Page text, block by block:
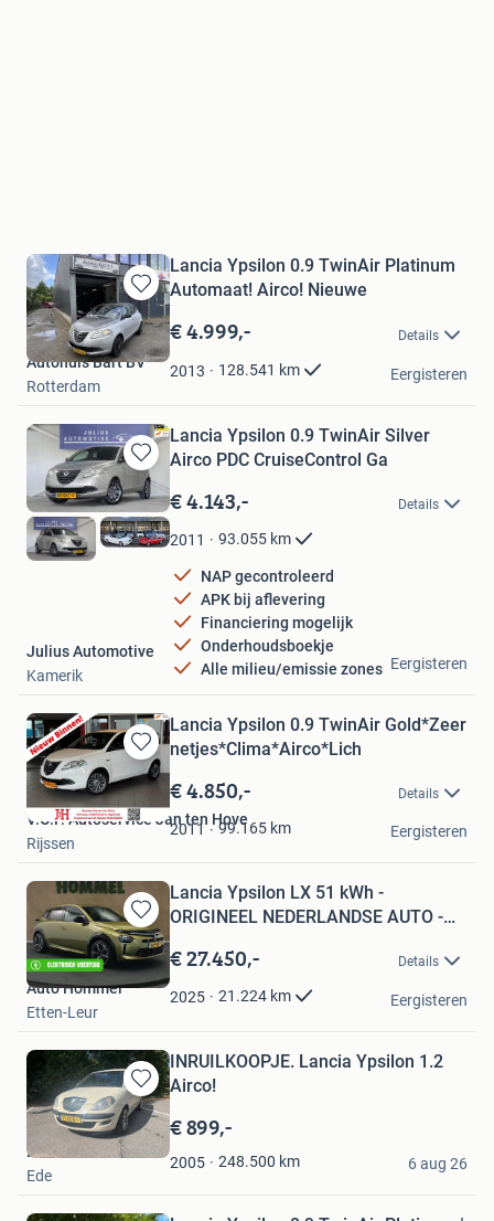
Bewaren
in
Mijn
Favorieten
Lancia Ypsilon 0.9 TwinAir Platinum
Automaat! Airco! Nieuwe
€ 4.999,- Details
2013 128.541 km
Autohuis Bart BV
Rotterdam
Eergisteren
Bewaren
in
Mijn
Favorieten
Lancia Ypsilon 0.9 TwinAir Silver
Airco PDC CruiseControl Ga
€ 4.143,- Details
2011 93.055 km
NAP gecontroleerd
APK bij aflevering
Financiering mogelijk
Onderhoudsboekje
Alle milieu/emissie zones
Julius Automotive
Kamerik
Eergisteren
Bewaren
in
Mijn
Favorieten
Lancia Ypsilon 0.9 TwinAir Gold*Zeer
netjes*Clima*Airco*Lich
€ 4.850,- Details
2011 99.165 km
V.O.F. Autoservice Jan ten Hove
Rijssen
Eergisteren
Bewaren
in
Mijn
Favorieten
Lancia Ypsilon LX 51 kWh -
ORIGINEEL NEDERLANDSE AUTO -
€ 27.450,- Details
2025 21.224 km
Auto Hommel
Etten-Leur
Eergisteren
Bewaren
in
Mijn
Favorieten
INRUILKOOPJE. Lancia Ypsilon 1.2
Airco!
€ 899,-
2005 248.500 km
EriCars Ede
Ede
6 aug 26